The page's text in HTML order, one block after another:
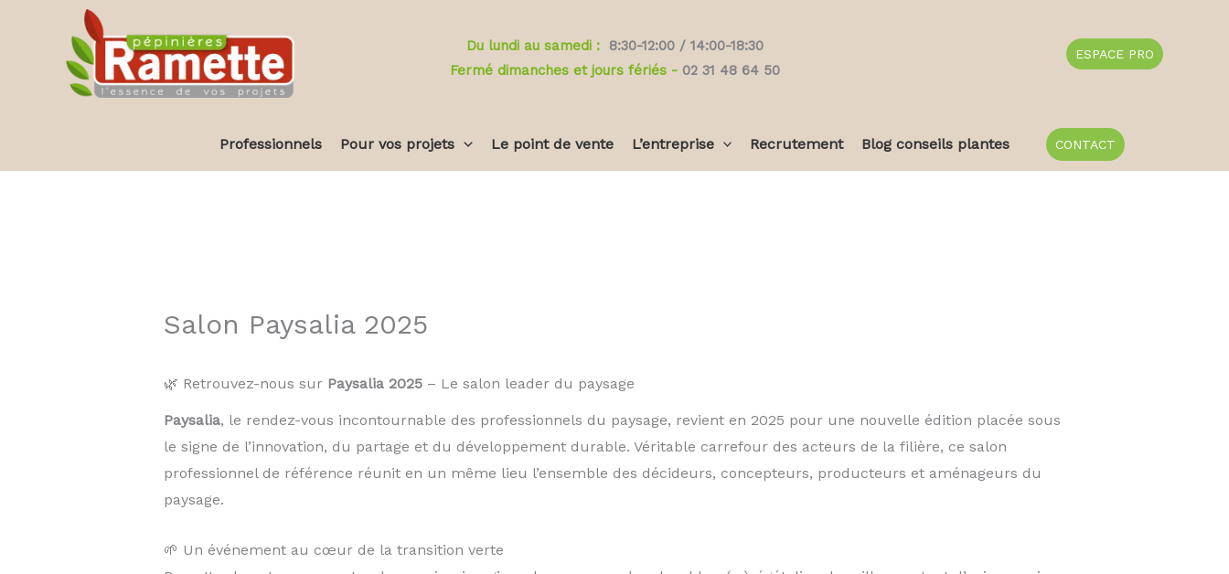
Du lundi au samedi :
8:30-12:00 / 14:00-18:30
Fermé dimanches et jours fériés - 02 31 48 64 50
ESPACE PRO
Professionnels Pour vos projets Le point de vente L’entreprise Recrutement Blog conseils plantes CONTACT
Salon Paysalia 2025
🌿 Retrouvez-nous sur Paysalia 2025– Le salon leader du paysage
Paysalia, le rendez-vous incontournable des professionnels du paysage, revient en 2025 pour une nouvelle édition placée sous
le signe de l’innovation, du partage et du développement durable. Véritable carrefour des acteurs de la filière, ce salon
professionnel de référence réunit en un même lieu l’ensemble des décideurs, concepteurs, producteurs et aménageurs du
paysage.
🌱 Un événement au cœur de la transition verte